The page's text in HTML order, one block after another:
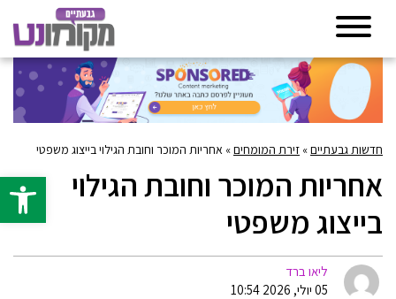
פתח
חדשות גבעתיים» זירת המומחים» אחריות המוכר וחובת הגילוי בייצוג משפטי
אחריות המוכר וחובת הגילוי
בייצוג משפטי
ליאו ברד
05 יולי, 2026 10:54